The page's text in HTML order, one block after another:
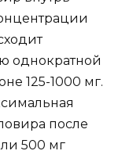
однократной
125-1000 мг.
после
500 мг